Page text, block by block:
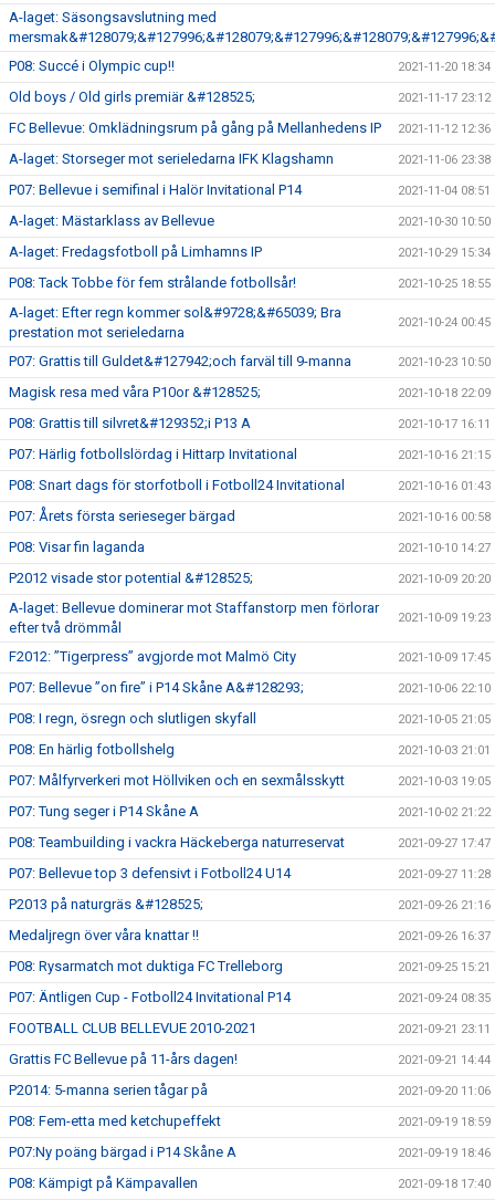
A-laget: Säsongsavslutning med
P08: Succé i Olympic cup!!
2021-11-20 18:34
Old boys / Old girls premiär &#128525; 2021-11-17 23:12
FC Bellevue: Omklädningsrum på gång på Mellanhedens IP 2021-11-12 12:36
A-laget: Storseger mot serieledarna IFK Klagshamn 2021-11-06 23:38
P07: Bellevue i semifinal i Halör Invitational P14 2021-11-04 08:51
A-laget: Mästarklass av Bellevue 2021-10-30 10:50
A-laget: Fredagsfotboll på Limhamns IP 2021-10-29 15:34
P08: Tack Tobbe för fem strålande fotbollsår! 2021-10-25 18:55
A-laget: Efter regn kommer sol&#9728;&#65039; Bra
prestation mot serieledarna
2021-10-24 00:45
P07: Grattis till Guldet&#127942;och farväl till 9-manna 2021-10-23 10:50
Magisk resa med våra P10or &#128525; 2021-10-18 22:09
P08: Grattis till silvret&#129352;i P13 A 2021-10-17 16:11
P07: Härlig fotbollslördag i Hittarp Invitational 2021-10-16 21:15
P08: Snart dags för storfotboll i Fotboll24 Invitational 2021-10-16 01:43
P07: Årets första serieseger bärgad 2021-10-16 00:58
P08: Visar fin laganda 2021-10-10 14:27
P2012 visade stor potential &#128525; 2021-10-09 20:20
A-laget: Bellevue dominerar mot Staffanstorp men förlorar
efter två drömmål
2021-10-09 19:23
F2012: ”Tigerpress” avgjorde mot Malmö City 2021-10-09 17:45
P07: Bellevue ”on fire” i P14 Skåne A&#128293; 2021-10-06 22:10
P08: I regn, ösregn och slutligen skyfall 2021-10-05 21:05
P08: En härlig fotbollshelg 2021-10-03 21:01
P07: Målfyrverkeri mot Höllviken och en sexmålsskytt 2021-10-03 19:05
P07: Tung seger i P14 Skåne A 2021-10-02 21:22
P08: Teambuilding i vackra Häckeberga naturreservat 2021-09-27 17:47
P07: Bellevue top 3 defensivt i Fotboll24 U14 2021-09-27 11:28
P2013 på naturgräs &#128525; 2021-09-26 21:16
Medaljregn över våra knattar !! 2021-09-26 16:37
P08: Rysarmatch mot duktiga FC Trelleborg 2021-09-25 15:21
P07: Äntligen Cup - Fotboll24 Invitational P14 2021-09-24 08:35
FOOTBALL CLUB BELLEVUE 2010-2021 2021-09-21 23:11
Grattis FC Bellevue på 11-års dagen! 2021-09-21 14:44
P2014: 5-manna serien tågar på 2021-09-20 11:06
P08: Fem-etta med ketchupeffekt 2021-09-19 18:59
P07:Ny poäng bärgad i P14 Skåne A 2021-09-19 18:46
P08: Kämpigt på Kämpavallen 2021-09-18 17:40